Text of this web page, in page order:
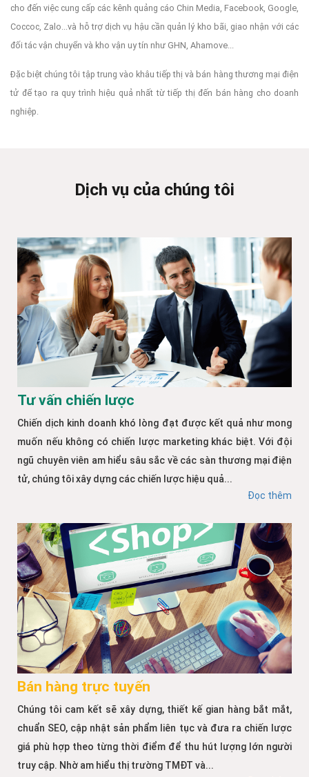
cho đến việc cung cấp các kênh quảng cáo Chin Media, Facebook, Google,
Coccoc, Zalo...và hỗ trợ dịch vụ hậu cần quản lý kho bãi, giao nhận với các
đối tác vận chuyển và kho vận uy tín như GHN, Ahamove...
Đặc biệt chúng tôi tập trung vào khâu tiếp thị và bán hàng thương mại điện
tử để tạo ra quy trình hiệu quả nhất từ tiếp thị đến bán hàng cho doanh
nghiệp.
Dịch vụ của chúng tôi
Tư vấn chiến lược
Chiến dịch kinh doanh khó lòng đạt được kết quả như mong
muốn nếu không có chiến lược marketing khác biệt. Với đội
ngũ chuyên viên am hiểu sâu sắc về các sàn thương mại điện
tử, chúng tôi xây dựng các chiến lược hiệu quả...
Đọc thêm
Bán hàng trực tuyến
Chúng tôi cam kết sẽ xây dựng, thiết kế gian hàng bắt mắt,
chuẩn SEO, cập nhật sản phẩm liên tục và đưa ra chiến lược
giá phù hợp theo từng thời điểm để thu hút lượng lớn người
truy cập. Nhờ am hiểu thị trường TMĐT và...